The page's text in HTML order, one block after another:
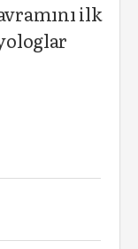
ilk